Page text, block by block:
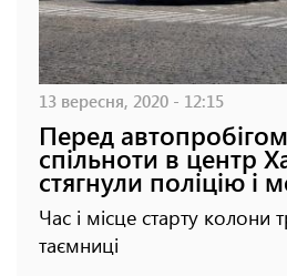
13 вересня, 2020 - 12:15
Перед
спільноти в центр
стягнули поліцію і
Час і місце старту колони
таємниці